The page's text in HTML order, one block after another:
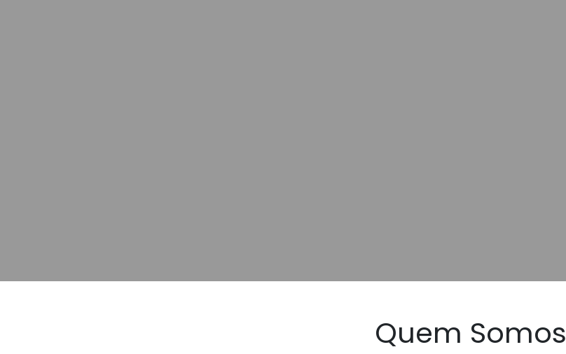
Quem Somos